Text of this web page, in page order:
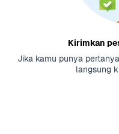
Kirimkan
Jika kamu punya
langsung